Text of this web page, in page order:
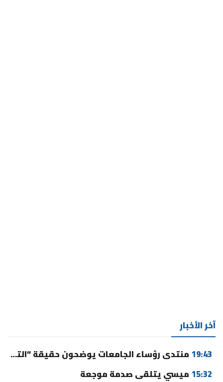
آخر الأخبار
19:43 منتدى رؤساء الجامعات يوضحون حقيقة “التوقيت الميسر” ورسوم التسجيل
15:32 ميسي يتلقى صدمة موجعة